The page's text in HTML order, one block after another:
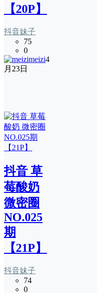
【20P】
抖音妹子
75
0
meizi4
月23日
抖音 草
莓酸奶
微密圈
NO.025
期
【21P】
抖音妹子
74
0